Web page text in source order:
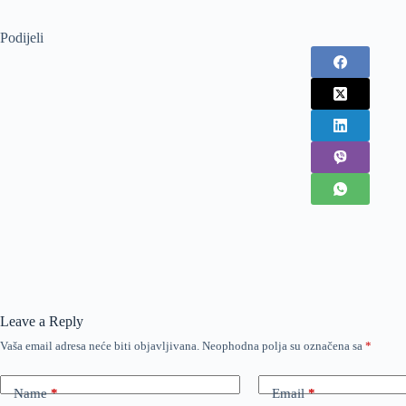
Podijeli
Leave a Reply
Vaša email adresa neće biti objavljivana. Neophodna polja su označena sa *
Name* Email*